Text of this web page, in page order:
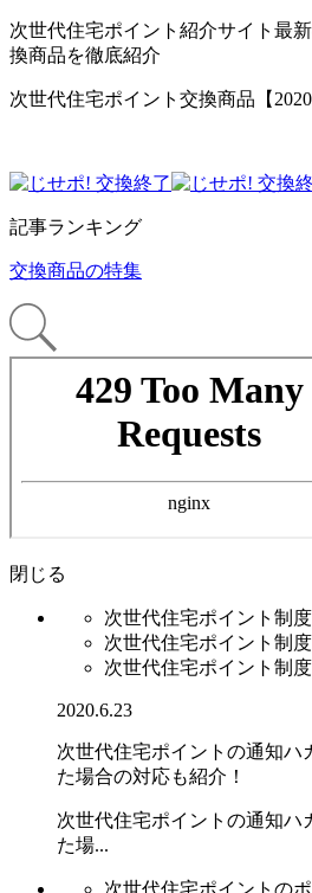
次世代住宅ポイント紹介サイト最
換商品を徹底紹介
次世代住宅ポイント交換商品【
記事ランキング
交換商品の特集
閉じる
次世代住宅ポイント制
次世代住宅ポイント制
次世代住宅ポイント制
2020.6.23
次世代住宅ポイントの通知ハ
た場合の対応も紹介！
次世代住宅ポイントの通知ハ
た場...
次世代住宅ポイントの